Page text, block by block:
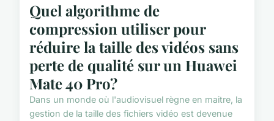
Quel algorithme de
compression utiliser pour
réduire la taille des vidéos sans
perte de qualité sur un Huawei
Mate 40 Pro?
Dans un monde où l'audiovisuel règne en maitre, la
gestion de la taille des fichiers vidéo est devenue